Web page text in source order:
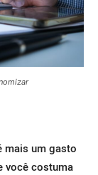
mais um gasto
você costuma